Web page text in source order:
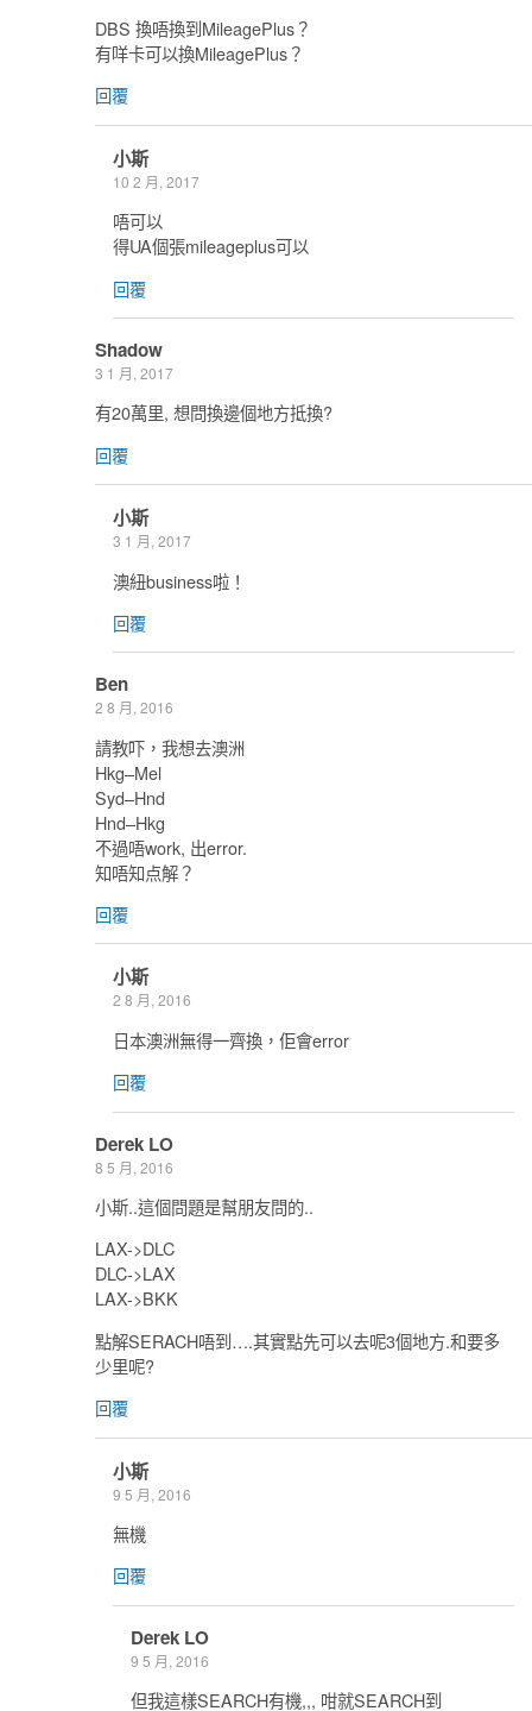
DBS 換唔換到MileagePlus？
有咩卡可以換MileagePlus？
回覆
小斯
10 2 月, 2017
唔可以
得UA個張mileageplus可以
回覆
Shadow
3 1 月, 2017
有20萬里, 想問換邊個地方抵換?
回覆
小斯
3 1 月, 2017
澳紐business啦！
回覆
Ben
2 8 月, 2016
請教吓，我想去澳洲
Hkg–Mel
Syd–Hnd
Hnd–Hkg
不過唔work, 出error.
知唔知点解？
回覆
小斯
2 8 月, 2016
日本澳洲無得一齊換，佢會error
回覆
Derek LO
8 5 月, 2016
小斯..這個問題是幫朋友問的..
LAX->DLC
DLC->LAX
LAX->BKK
點解SERACH唔到….其實點先可以去呢3個地方.和要多
少里呢?
回覆
小斯
9 5 月, 2016
無機
回覆
Derek LO
9 5 月, 2016
但我這樣SEARCH有機,,, 咁就SEARCH到